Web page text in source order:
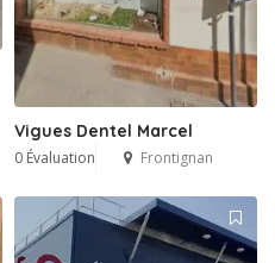
Vigues Dentel Marcel
0 Évaluation Frontignan